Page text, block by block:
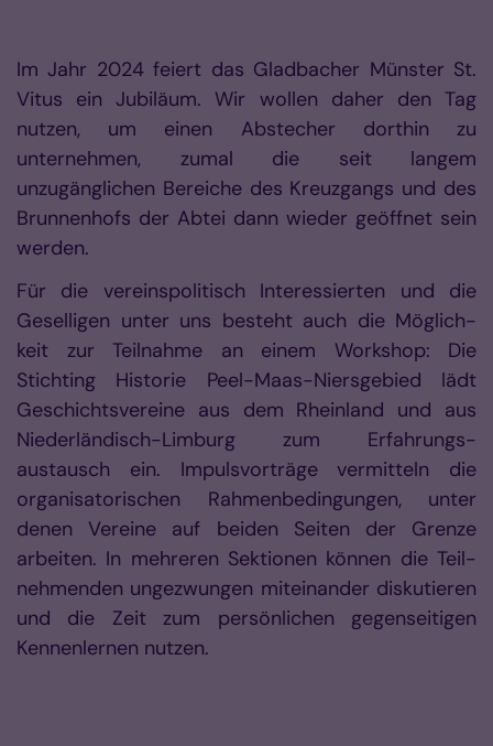
Im Jahr 2024 feiert das Gladbacher Münster St.
Vitus ein Jubiläum. Wir wollen daher den Tag
nutzen, um einen Abstecher dorthin zu
unternehmen, zumal die seit langem
unzugänglichen Bereiche des Kreuzgangs und des
Brunnenhofs der Abtei dann wieder geöffnet sein
werden.
Für die vereinspolitisch Interessierten und die
Geselligen unter uns besteht auch die Möglich-
keit zur Teilnahme an einem Workshop: Die
Stichting Historie Peel-Maas-Niersgebied lädt
Geschichtsvereine aus dem Rheinland und aus
Niederländisch-Limburg zum Erfahrungs-
austausch ein. Impulsvorträge vermitteln die
organisatorischen Rahmenbedingungen, unter
denen Vereine auf beiden Seiten der Grenze
arbeiten. In mehreren Sektionen können die Teil-
nehmenden ungezwungen miteinander diskutieren
und die Zeit zum persönlichen gegenseitigen
Kennenlernen nutzen.